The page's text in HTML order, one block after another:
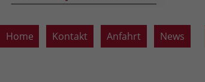
Home Kontakt Anfahrt News